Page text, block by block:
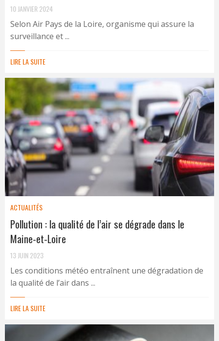
10 JANVIER 2024
Selon Air Pays de la Loire, organisme qui assure la
surveillance et ...
LIRE LA SUITE
ACTUALITÉS
Pollution : la qualité de l’air se dégrade dans le
Maine-et-Loire
13 JUIN 2023
Les conditions météo entraînent une dégradation de
la qualité de l’air dans ...
LIRE LA SUITE